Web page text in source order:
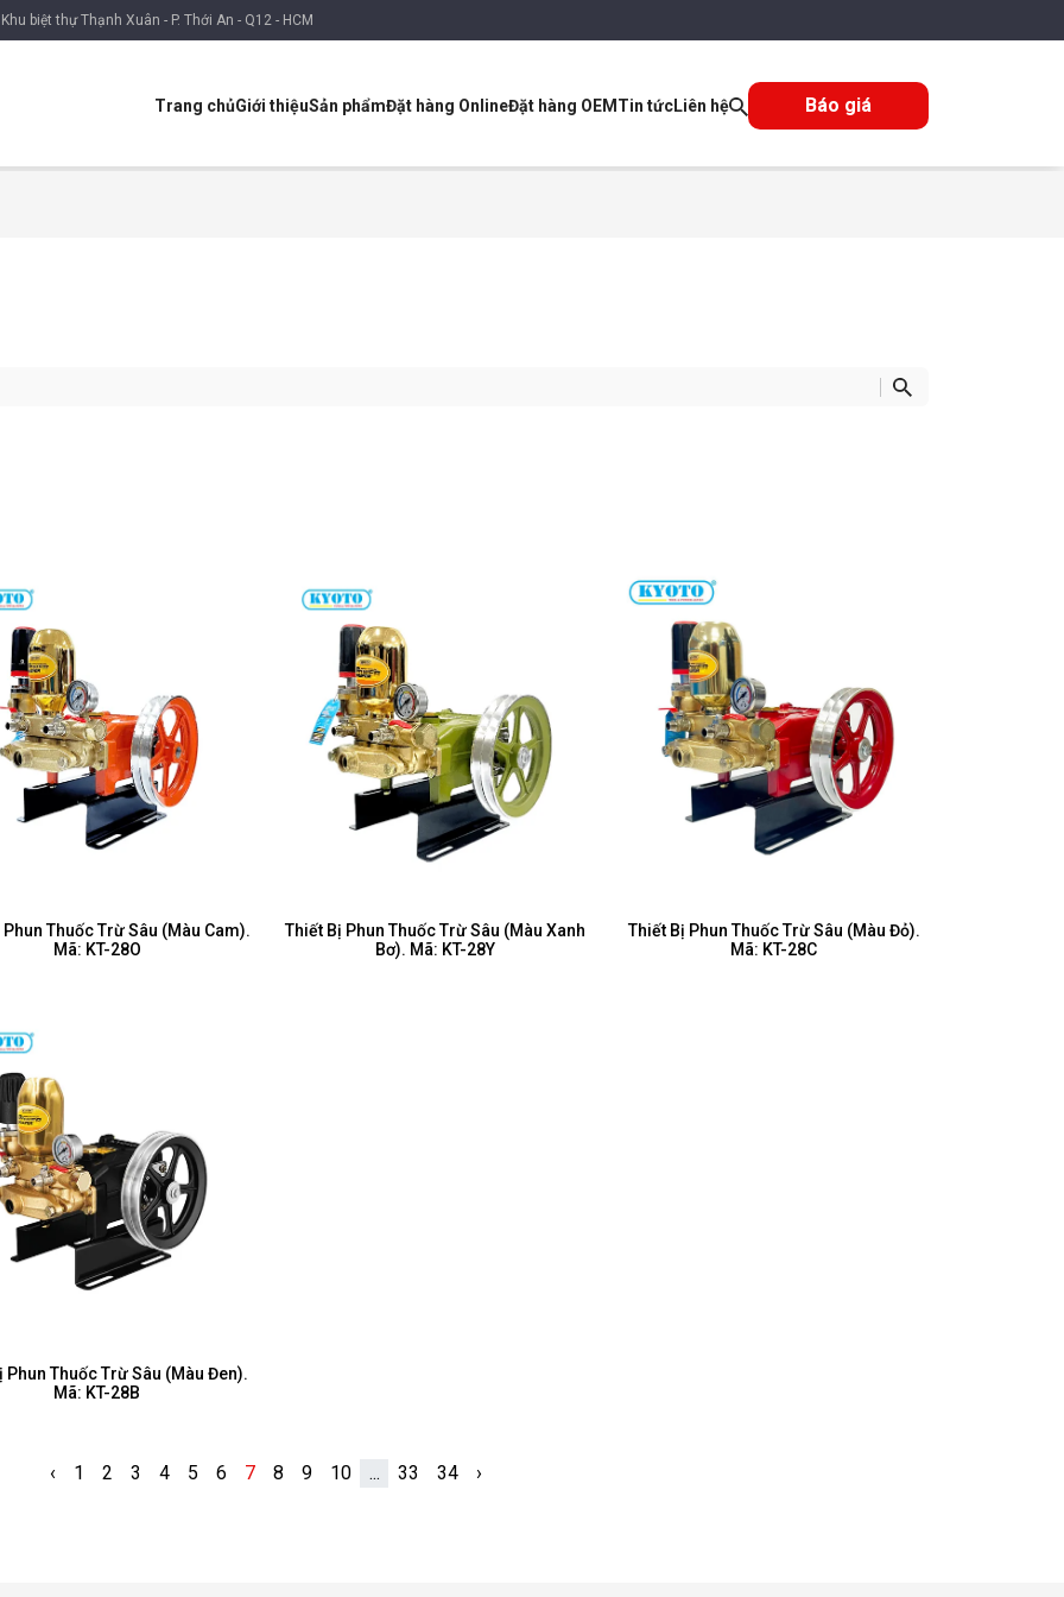
biệt thự Thạnh Xuân - P. Thới An - Q12 - HCM
Trang chủGiới thiệuSản phẩmĐặt hàng OnlineĐặt hàng OEMTin tứcLiên hệ Báo giá
Thuốc Trừ Sâu (Màu Cam).
Mã: KT-28O
Thiết Bị Phun Thuốc Trừ Sâu (Màu Xanh
Bơ). Mã: KT-28Y
Thiết Bị Phun Thuốc Trừ Sâu (Màu Đỏ).
Mã: KT-28C
Phun Thuốc Trừ Sâu (Màu Đen).
Mã: KT-28B
‹ 1 2 3 4 5 6 7 8 9 10 ... 33 34 ›